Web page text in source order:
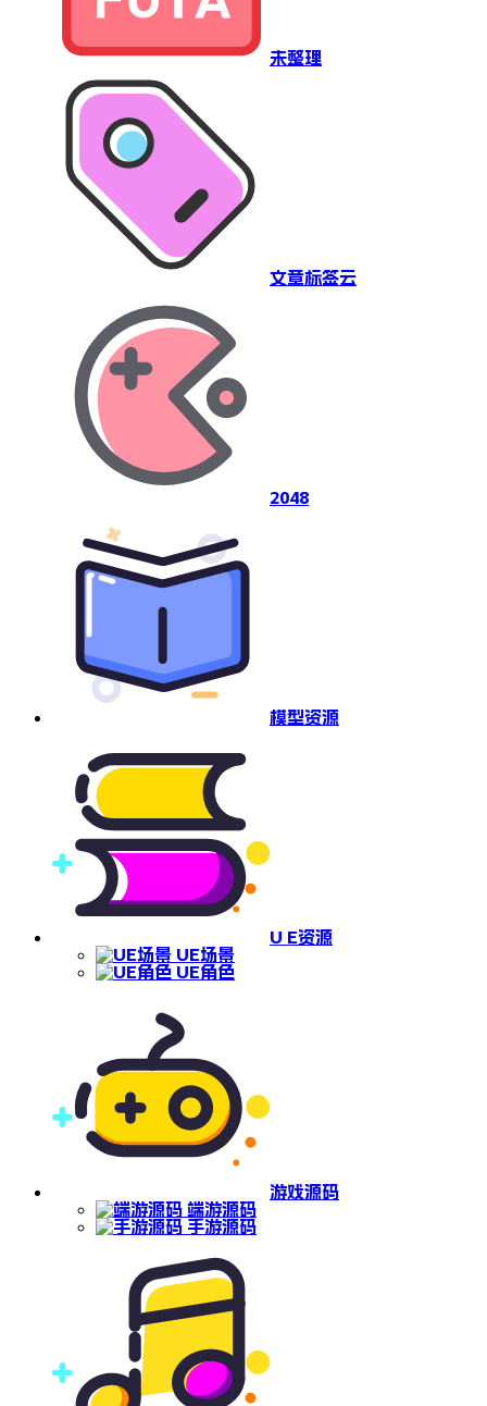
未整理
文章标签云
2048
模型资源
U E资源
UE场景
UE角色
游戏源码
端游源码
手游源码